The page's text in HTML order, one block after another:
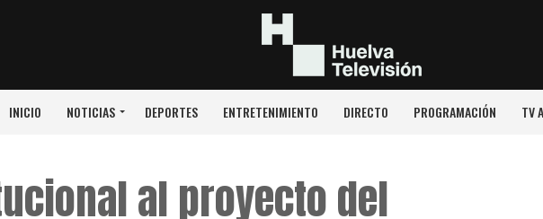
INICIO NOTICIAS DEPORTES ENTRETENIMIENTO DIRECTO PROGRAMACIÓN TV
al proyecto del